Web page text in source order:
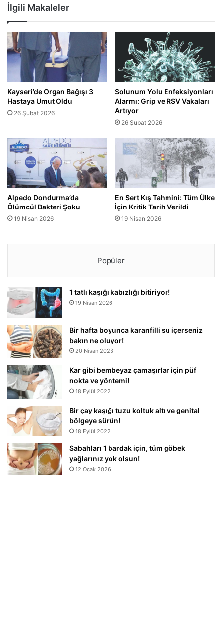
İlgili Makaleler
Kayseri’de Organ Bağışı 3
Hastaya Umut Oldu
26 Şubat 2026
Solunum Yolu Enfeksiyonları
Alarmı: Grip ve RSV Vakaları
Artıyor
26 Şubat 2026
Alpedo Dondurma’da
Ölümcül Bakteri Şoku
19 Nisan 2026
En Sert Kış Tahmini: Tüm Ülke
İçin Kritik Tarih Verildi
19 Nisan 2026
Popüler
1 tatlı kaşığı kabızlığı bitiriyor!
19 Nisan 2026
Bir hafta boyunca karanfilli su içerseniz
bakın ne oluyor!
20 Nisan 2023
Kar gibi bembeyaz çamaşırlar için püf
nokta ve yöntemi!
18 Eylül 2022
Bir çay kaşığı tuzu koltuk altı ve genital
bölgeye sürün!
18 Eylül 2022
Sabahları 1 bardak için, tüm göbek
yağlarınız yok olsun!
12 Ocak 2026